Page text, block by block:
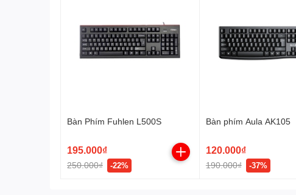
Bàn Phím Fuhlen L500S
195.000₫
250.000₫ -22%
Bàn phím Aula AK105
120.000₫
190.000₫ -37%